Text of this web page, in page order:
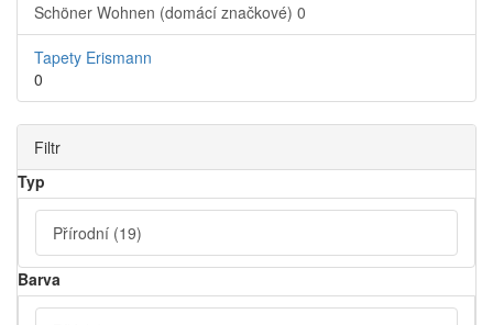
Schöner Wohnen (domácí značkové) 0
Tapety Erismann
0
Filtr
Typ
Přírodní (19)
Barva